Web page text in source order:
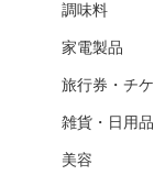
調味料
家電製品
旅行券・チ
雑貨・日用品
美容